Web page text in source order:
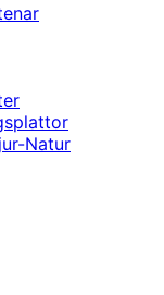
Natur